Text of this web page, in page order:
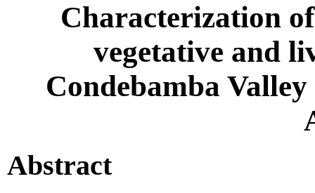
Characterization
vegetative and
Condebamba
Abstract